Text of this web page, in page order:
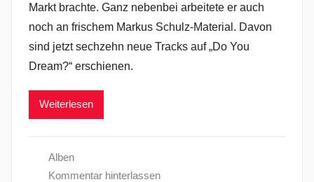
Markt brachte. Ganz nebenbei arbeitete er auch
noch an frischem Markus Schulz-Material. Davon
sind jetzt sechzehn neue Tracks auf „Do You
Dream?“ erschienen.
Weiterlesen
Alben
Kommentar hinterlassen